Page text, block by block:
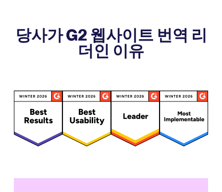
당사가 G2 웹사이트 번역 리
더인 이유